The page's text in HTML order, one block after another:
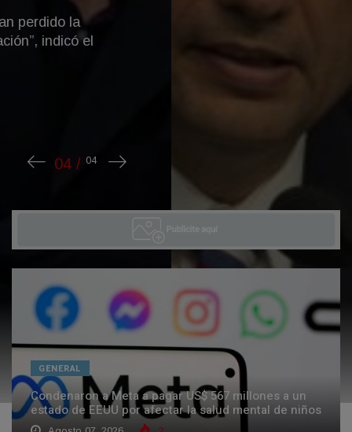
El exministro de Hacienda confirmó su
intención de competir por la Presidencia,
defendió la necesidad de que el PRO
construya una alternativa propia frente a
GENERAL
Condenaron a Meta a pagar US$ 567 millones a un
estado de EEUU por afectar la salud mental de niños